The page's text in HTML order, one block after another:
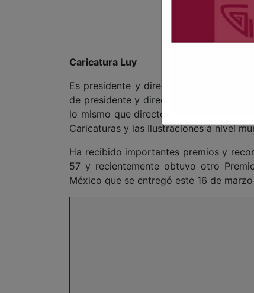
Caricatura Luy
Es presidente y director general de la
de presidente y director general de la
lo mismo que director general de la
Caricaturas y las Ilustraciones a nivel
Ha recibido importantes premios y
57 y recientemente obtuvo otro
México que se entregó este 16 de